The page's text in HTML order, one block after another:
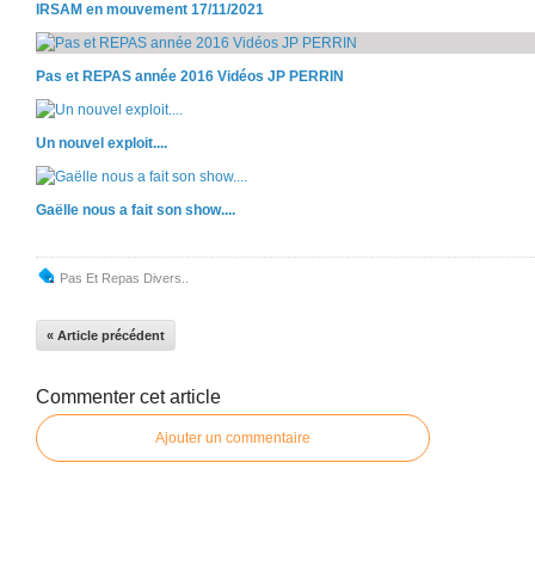
IRSAM en mouvement 17/11/2021
Pas et REPAS année 2016 Vidéos JP PERRIN
Un nouvel exploit....
Gaëlle nous a fait son show....
Pas Et Repas Divers..
« Article précédent
Commenter cet article
Ajouter un commentaire